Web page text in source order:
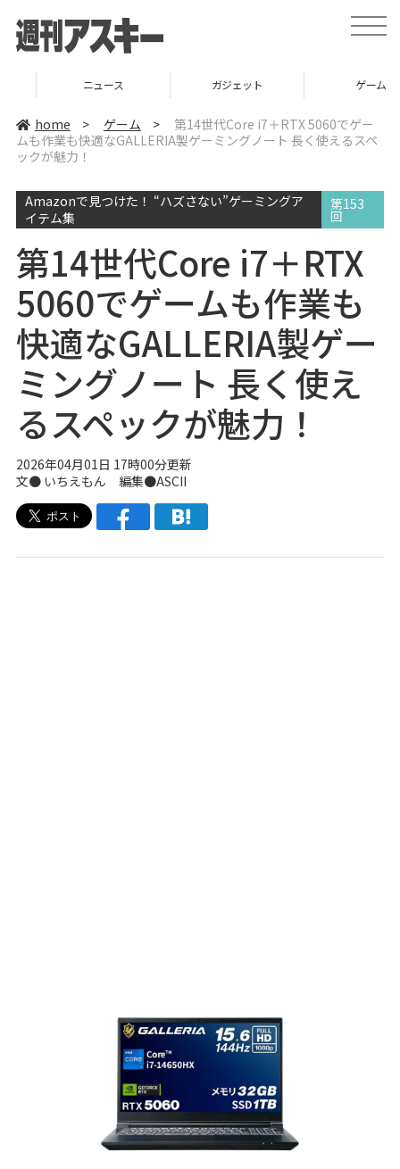
t
o
e
v
i
ニュース ガジェット
home > ゲーム >
第14世代Core i7＋RTX 5060でゲー
ムも作業も快適なGALLERIA製ゲーミングノート 長く使えるスペ
ックが魅力！
Amazonで見つけた！ “ハズさない”ゲーミングア
イテム集
第153
回
第14世代Core i7＋RTX
5060でゲームも作業も
快適なGALLERIA製ゲー
ミングノート 長く使え
るスペックが魅力！
2026年04月01日 17時00分更新
文● いちえもん 編集●ASCII